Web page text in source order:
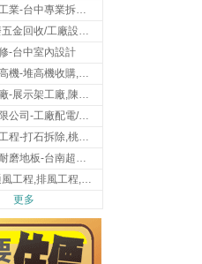
昶松土木包工業-台中專業拆除工程/挖土機出租
全昇環保-廢五金回收/工廠設備收購/機械設備回收/高價收購廠房設備
-台中室內設計
瑞昌機械堆高機-堆高機收購,新北市堆高機,桃園堆高機
睛展貨架工廠-展示架工廠,陳列架,台中展示架工廠
翊棠工程有限公司-工廠配電/高雄消防機電公司
上吉錸拆除工程-打石拆除,桃園打石拆除,桃園拆除工程
台南京品超耐磨地板-台南超耐磨地板
和亞風業-通風工程,排風工程,彰化通風工程,彰化排風工程
更多